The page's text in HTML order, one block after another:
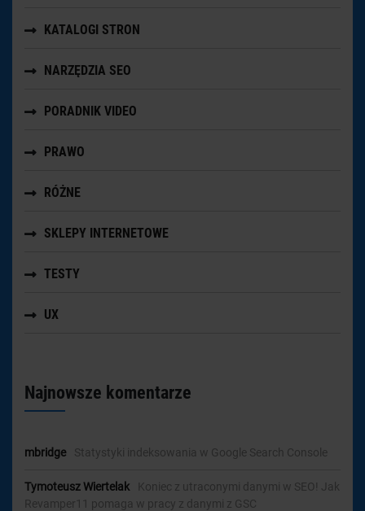
KATALOGI STRON
NARZĘDZIA SEO
PORADNIK VIDEO
PRAWO
RÓŻNE
SKLEPY INTERNETOWE
TESTY
UX
Najnowsze komentarze
mbridge- Statystyki indeksowania w Google Search Console
Tymoteusz Wiertelak
Koniec z utraconymi danymi w SEO! Jak
Revamper11 pomaga w pracy z danymi z GSC